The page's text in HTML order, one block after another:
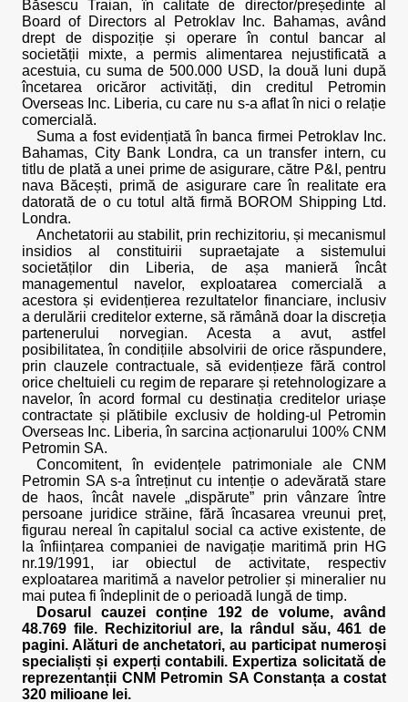
Băsescu Traian, în calitate de director/președinte al
Board of Directors al Petroklav Inc. Bahamas, având
drept de dispoziție și operare în contul bancar al
societății mixte, a permis alimentarea nejustificată a
acestuia, cu suma de 500.000 USD, la două luni după
încetarea oricăror activități, din creditul Petromin
Overseas Inc. Liberia, cu care nu s-a aflat în nici o relație
comercială.
Suma a fost evidențiată în banca firmei Petroklav Inc.
Bahamas, City Bank Londra, ca un transfer intern, cu
titlu de plată a unei prime de asigurare, către P&I, pentru
nava Băcești, primă de asigurare care în realitate era
datorată de o cu totul altă firmă BOROM Shipping Ltd.
Londra.
Anchetatorii au stabilit, prin rechizitoriu, și mecanismul
insidios al constituirii supraetajate a sistemului
societăților din Liberia, de așa manieră încât
managementul navelor, exploatarea comercială a
acestora și evidențierea rezultatelor financiare, inclusiv
a derulării creditelor externe, să rămână doar la discreția
partenerului norvegian. Acesta a avut, astfel
posibilitatea, în condițiile absolvirii de orice răspundere,
prin clauzele contractuale, să evidențieze fără control
orice cheltuieli cu regim de reparare și retehnologizare a
navelor, în acord formal cu destinația creditelor uriașe
contractate și plătibile exclusiv de holding-ul Petromin
Overseas Inc. Liberia, în sarcina acționarului 100% CNM
Petromin SA.
Concomitent, în evidențele patrimoniale ale CNM
Petromin SA s-a întreținut cu intenție o adevărată stare
de haos, încât navele „dispărute” prin vânzare între
persoane juridice străine, fără încasarea vreunui preț,
figurau nereal în capitalul social ca active existente, de
la înființarea companiei de navigație maritimă prin HG
nr.19/1991, iar obiectul de activitate, respectiv
exploatarea maritimă a navelor petrolier și mineralier nu
mai putea fi îndeplinit de o perioadă lungă de timp.
Dosarul cauzei conține 192 de volume, având
48.769 file. Rechizitoriul are, la rândul său, 461 de
pagini. Alături de anchetatori, au participat numeroși
specialiști și experți contabili. Expertiza solicitată de
reprezentanții CNM Petromin SA Constanța a costat
320 milioane lei.